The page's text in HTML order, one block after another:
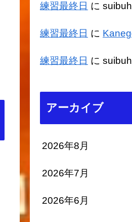
練習最終日 に
練習最終日 に
練習最終日 に
アーカイブ
2026年8月
2026年7月
2026年6月